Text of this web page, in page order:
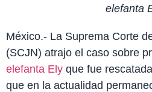
elefanta
México.- La Suprema Corte
(SCJN) atrajo el caso sobre
elefanta Ely que fue
que en la actualidad